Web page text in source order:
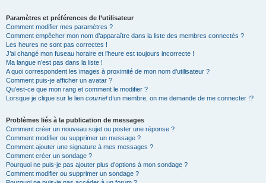
Paramètres et préférences de l’utilisateur
Comment modifier mes paramètres ?
Comment empêcher mon nom d’apparaître dans la liste des membres connectés ?
Les heures ne sont pas correctes !
J’ai changé mon fuseau horaire et l’heure est toujours incorrecte !
Ma langue n’est pas dans la liste !
A quoi correspondent les images à proximité de mon nom d’utilisateur ?
Comment puis-je afficher un avatar ?
Qu’est-ce que mon rang et comment le modifier ?
Lorsque je clique sur le lien courrield’un membre, on me demande de me connecter !?
Problèmes liés à la publication de messages
Comment créer un nouveau sujet ou poster une réponse ?
Comment modifier ou supprimer un message ?
Comment ajouter une signature à mes messages ?
Comment créer un sondage ?
Pourquoi ne puis-je pas ajouter plus d’options à mon sondage ?
Comment modifier ou supprimer un sondage ?